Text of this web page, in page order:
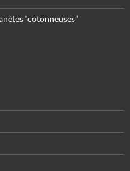
“cotonneuses”